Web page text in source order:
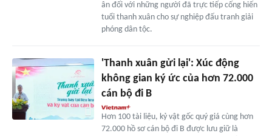
ân đối với những người đã trực tiếp cống hiến
tuổi thanh xuân cho sự nghiệp đấu tranh giải
phóng dân tộc.
'Thanh xuân gửi lại': Xúc động
không gian ký ức của hơn 72.000
cán bộ đi B
Hơn 100 tài liệu, kỷ vật gốc quý giá cùng hơn
72.000 hồ sơ cán bộ đi B được lưu giữ là